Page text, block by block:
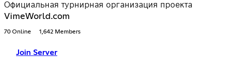
Официальная турнирная организация проекта
VimeWorld.com
70 Online 1,642 Members
Join Server